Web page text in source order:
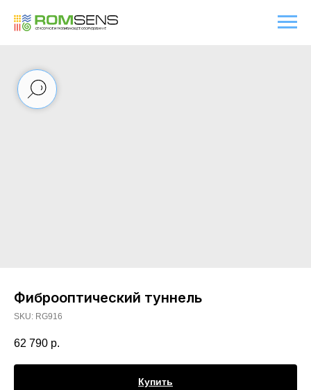
Фиброоптический туннель
SKU: RG916
62 790 р.
Купить